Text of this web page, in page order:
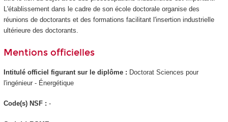
L'établissement dans le cadre de son école doctorale organise des
réunions de doctorants et des formations facilitant l'insertion industrielle
ultérieure des doctorants.
Mentions officielles
Intitulé officiel figurant sur le diplôme : Doctorat Sciences pour
l'ingénieur - Énergétique
Code(s) NSF : -